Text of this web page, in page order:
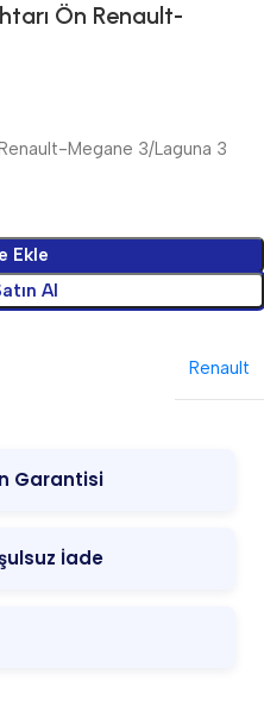
Ön Renault-
Megane 3/Laguna 3
Ekle
Al
Renault
Garantisi
İade